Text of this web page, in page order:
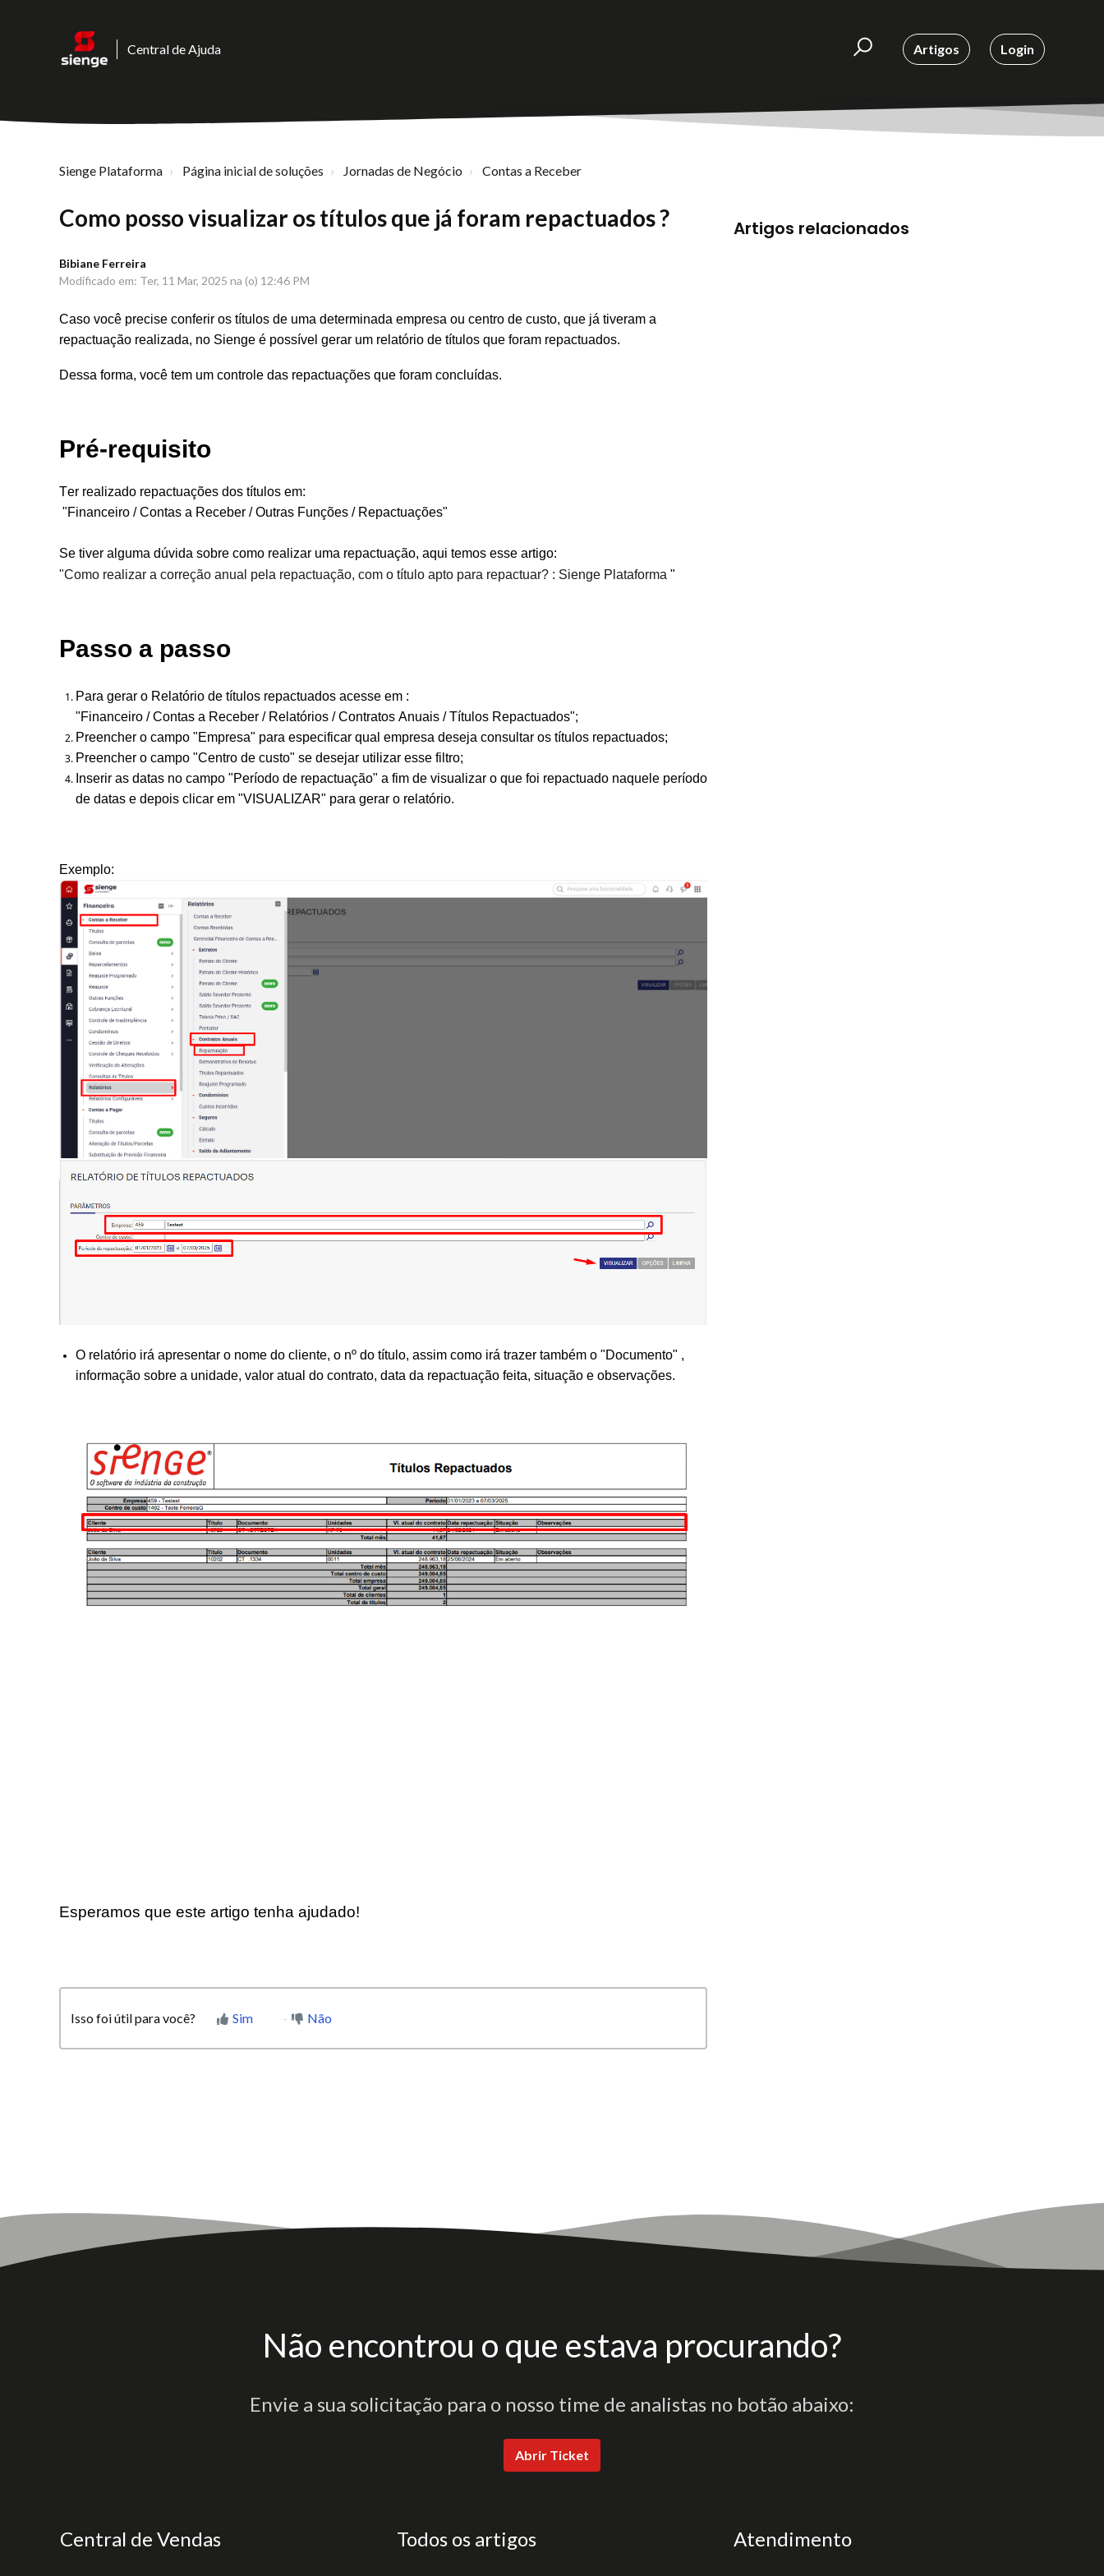
Central de Ajuda Artigos Login
Sienge Plataforma Página inicial de soluções Jornadas de Negócio Contas a Receber
Como posso visualizar os títulos que já foram repactuados ?
Bibiane Ferreira
Modificado em: Ter, 11 Mar, 2025 na (o) 12:46 PM
Caso você precise conferir os títulos de uma determinada empresa ou centro de custo, que já tiveram a
repactuação realizada, no Sienge é possível gerar um relatório de títulos que foram repactuados.
Dessa forma, você tem um controle das repactuações que foram concluídas.
Pré-requisito
Ter realizado repactuações dos títulos em:
"Financeiro / Contas a Receber / Outras Funções / Repactuações"
Se tiver alguma dúvida sobre como realizar uma repactuação, aqui temos esse artigo:
"Como realizar a correção anual pela repactuação, com o título apto para repactuar? : Sienge Plataforma "
Passo a passo
Para gerar o Relatório de títulos repactuados acesse em :
"Financeiro / Contas a Receber / Relatórios / Contratos Anuais / Títulos Repactuados";
Preencher o campo "Empresa" para especificar qual empresa deseja consultar os títulos repactuados;
Preencher o campo "Centro de custo" se desejar utilizar esse filtro;
Inserir as datas no campo "Período de repactuação" a fim de visualizar o que foi repactuado naquele período
de datas e depois clicar em "VISUALIZAR" para gerar o relatório.
Exemplo:
O relatório irá apresentar o nome do cliente, o nº do título, assim como irá trazer também o "Documento" ,
informação sobre a unidade, valor atual do contrato, data da repactuação feita, situação e observações.
Esperamos que este artigo tenha ajudado!
Isso foi útil para você? Sim Não
Artigos relacionados
Não encontrou o que estava procurando?
Envie a sua solicitação para o nosso time de analistas no botão abaixo:
Abrir Ticket
Central de Vendas Todos os artigos Atendimento